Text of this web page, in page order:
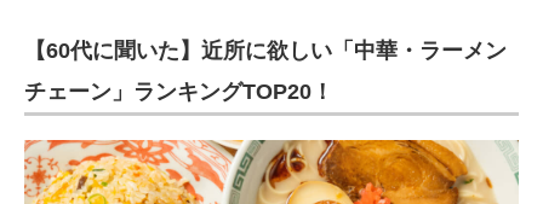
【60代に聞いた】近所に欲しい「中華・ラーメン
チェーン」ランキングTOP20！